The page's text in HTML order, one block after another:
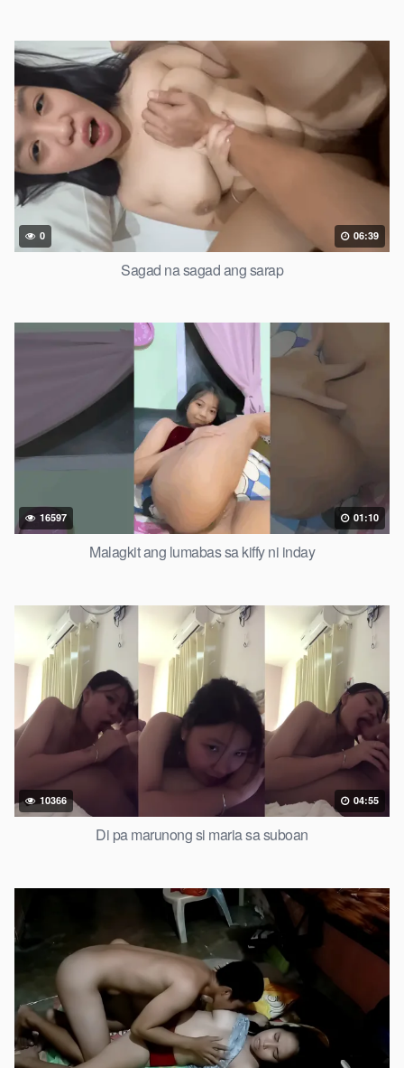
0 06:39
Sagad na sagad ang sarap
16597 01:10
Malagkit ang lumabas sa kiffy ni inday
10366 04:55
Di pa marunong si maria sa suboan